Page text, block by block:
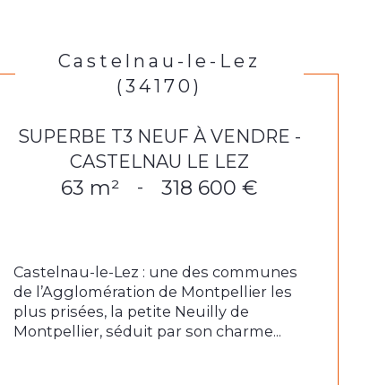
Castelnau-le-Lez
(34170)
SUPERBE T3 NEUF À VENDRE -
CASTELNAU LE LEZ
63 m² - 318 600 €
Castelnau-le-Lez : une des communes
de l’Agglomération de Montpellier les
plus prisées, la petite Neuilly de
Montpellier, séduit par son charme...